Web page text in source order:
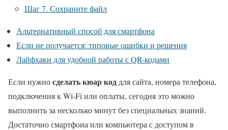
Шаг 7. Сохраните файл
Альтернативный способ для смартфона
Если не получается: типовые ошибки и решения
Лайфхаки для удобной работы с QR-кодами
Если нужносделать кюар код для сайта, номера телефона,
подключения к Wi-Fi или оплаты, сегодня это можно
выполнить за несколько минут без специальных знаний.
Достаточно смартфона или компьютера с доступом в